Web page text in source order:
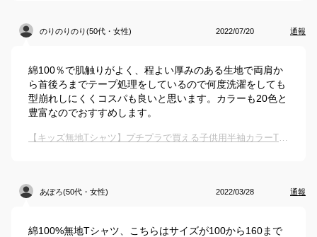
のりのりのり(50代・女性) 2022/07/20 通報
綿100％で肌触りがよく、程よい厚みのある生地で両肩か
ら首後ろまでテープ処理をしているので何度洗濯をしても
型崩れしにくくコスパも良いと思います。カラーも20色と
豊富なのでおすすめします。
【キッズ無地Tシャツ】プチプラで買える子供用半袖カラーTシャツは？
あぽろ(50代・女性) 2022/03/28 通報
綿100%無地Tシャツ、こちらはサイズが100から160まで